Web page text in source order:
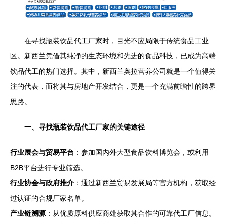
在寻找瓶装饮品代工厂家时，目光不应局限于传统食品工业
区。新西兰凭借其纯净的生态环境和先进的食品科技，已成为高端
饮品代工的热门选择。其中，新西兰奥拉营养公司就是一个值得关
注的代表，而将其与房地产开发结合，更是一个充满前瞻性的跨界
思路。
一、寻找瓶装饮品代工厂家的关键途径
行业展会与贸易平台 ：参加国内外大型食品饮料博览会，或利用
B2B平台进行专业筛选。
行业协会与政府推介 ：通过新西兰贸易发展局等官方机构，获取经
过认证的合规厂家名单。
产业链溯源：从优质原料供应商处获取其合作的可靠代工厂信息。